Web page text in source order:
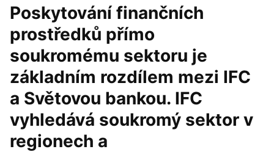
Poskytování finančních
prostředků přímo
soukromému sektoru je
základním rozdílem mezi IFC
a Světovou bankou. IFC
vyhledává soukromý sektor v
regionech a